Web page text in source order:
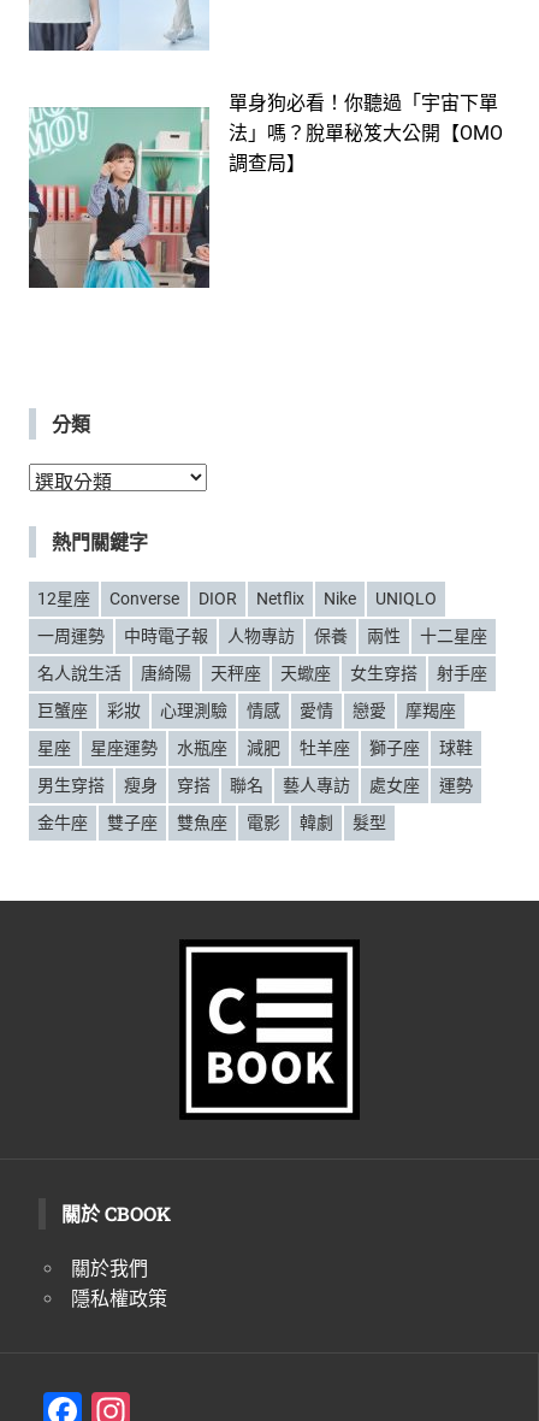
單身狗必看！你聽過「宇宙下單
法」嗎？脫單秘笈大公開【OMO
調查局】
分類
分
熱門關鍵字
12星座 Converse DIOR Netflix Nike
UNIQLO
一周運勢
中時電子報 人物專訪 保養 兩性
十二星座
名人說生活
唐綺陽 天秤座 天蠍座 女生穿搭
射手座
巨蟹座
彩妝 心理測驗 情感 愛情 戀愛
摩羯座
星座
星座運勢 水瓶座 減肥 牡羊座 獅子座
球鞋
男生穿搭
瘦身 穿搭 聯名 藝人專訪 處女座
運勢
金牛座
雙子座 雙魚座 電影 韓劇 髮型
關於 CBOOK
關於我們
隱私權政策
F